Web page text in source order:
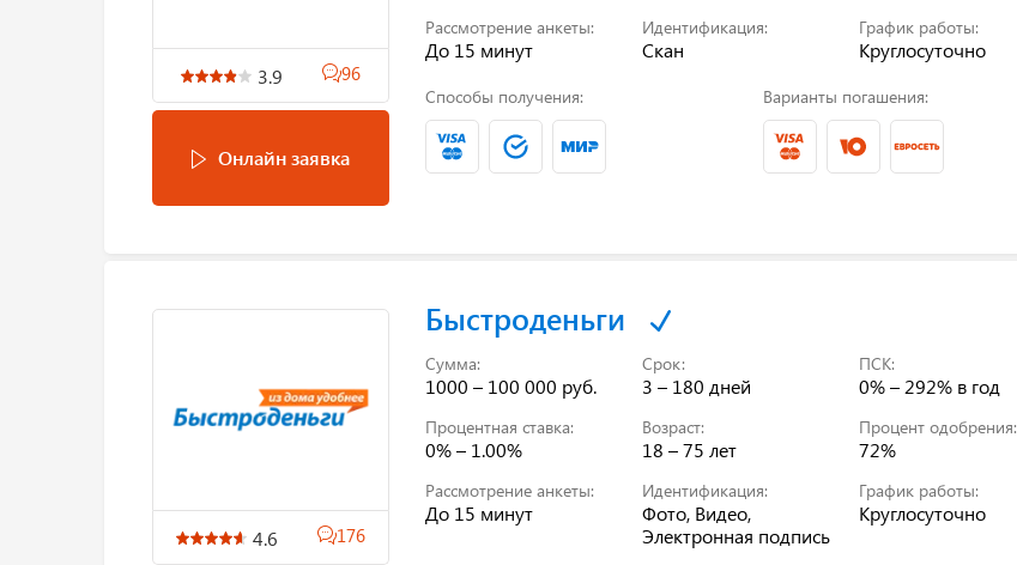
3.9 96
Онлайн заявка
Рассмотрение анкеты:
До 15 минут
Идентификация:
Скан
График работы:
Круглосуточно
Способы получения: Варианты погашения:
4.6 176
Быстроденьги
Сумма:
1000 – 100 000 руб.
Срок:
3 – 180 дней
ПСК:
0% – 292% в год
Процентная ставка:
0% – 1.00%
Возраст:
18 – 75 лет
Процент одобрения:
72%
Рассмотрение анкеты:
До 15 минут
Идентификация:
Фото, Видео,
Электронная подпись
График работы:
Круглосуточно